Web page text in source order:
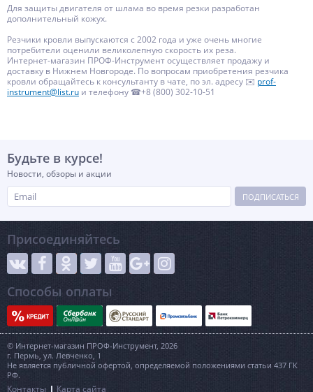
Для защиты двигателя от шлама во время резки разработан
дополнительный кожух.
Резчики кровли выпускаются с 2002 года и уже очень многие
потребители оценили великолепную скорость их реза.
Интернет-магазин ПРОФ-Инструмент осуществляет продажу и
доставку в Нижнем Новгороде. По вопросам приобретения резчика
кровли обращайтесь к консультанту в чате, по эл. адресу ✉️ prof-
instrument@list.ru и телефону ☎+8 (800) 302-10-51
Будьте в курсе!
Новости, обзоры и акции
ПОДПИСАТЬСЯ
Присоединяйтесь
Способы оплаты
© Интернет-магазин ПРОФ-Инструмент, 2026
г. Пермь, ул. Левченко, 1
Не является публичной офертой, определяемой положениями статьи 437 ГК
РФ.
Контакты Карта сайта